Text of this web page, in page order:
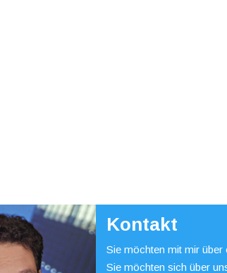
Kontakt
Sie möchten mit mir über
Sie möchten sich über